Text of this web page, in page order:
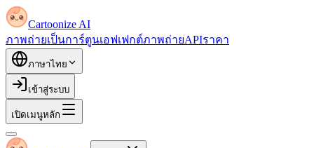
Cartoonize AI
ภาพถ่ายเป็นการ์ตูนเอฟเฟกต์ภาพถ่ายAPIราคา
ภาษาไทย
เข้าสู่ระบบ
เปิดเมนูหลัก